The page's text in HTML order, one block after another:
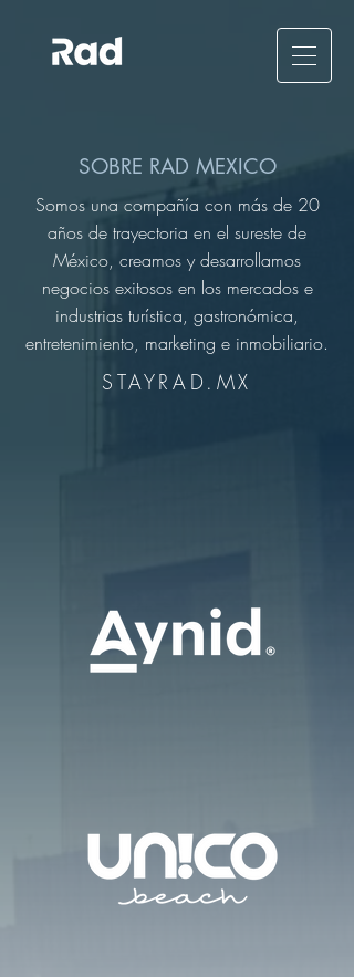
SOBRE RAD MEXICO
Somos una compañía con más de 20
años de trayectoria en el sureste de
México, creamos y desarrollamos
negocios exitosos en los mercados e
industrias turística, gastronómica,
entretenimiento, marketing e inmobiliario.
STAYRAD.MX